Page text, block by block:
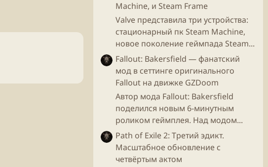
Machine, и Steam Frame
Valve представила три устройства:
стационарный пк Steam Machine,
новое поколение геймпада Steam...
Fallout: Bakersfield — фанатский
мод в сеттинге оригинального
Fallout на движке GZDoom
Автор мода Fallout: Bakersfield
поделился новым 6-минутным
роликом геймплея. Над модом...
Path of Exile 2: Третий эдикт.
Масштабное обновление с
четвёртым актом